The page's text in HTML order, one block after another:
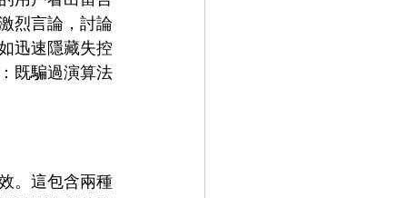
烈言論，討論
迅速隱藏失控
既騙過演算法
。這包含兩種